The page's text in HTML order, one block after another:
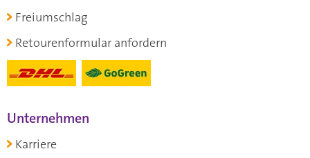
Freiumschlag
Retourenformular anfordern
Unternehmen
Karriere